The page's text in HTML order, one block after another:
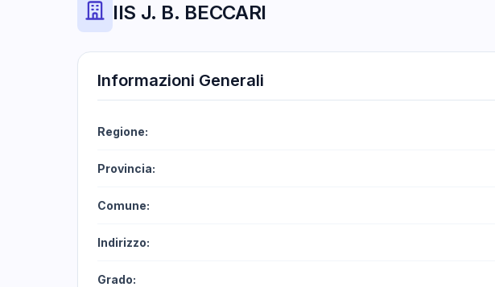
IIS J. B. BECCARI
Informazioni Generali
Regione:
Provincia:
Comune:
Indirizzo:
Grado: